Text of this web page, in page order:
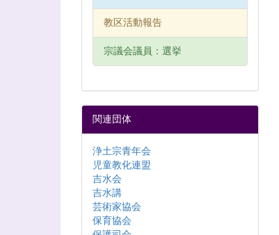
教区活動報告
宗議会議員：選挙
関連団体
浄土宗青年会
児童教化連盟
吉水会
吉水講
芸術家協会
保育協会